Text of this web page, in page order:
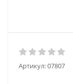
Артикул:07807